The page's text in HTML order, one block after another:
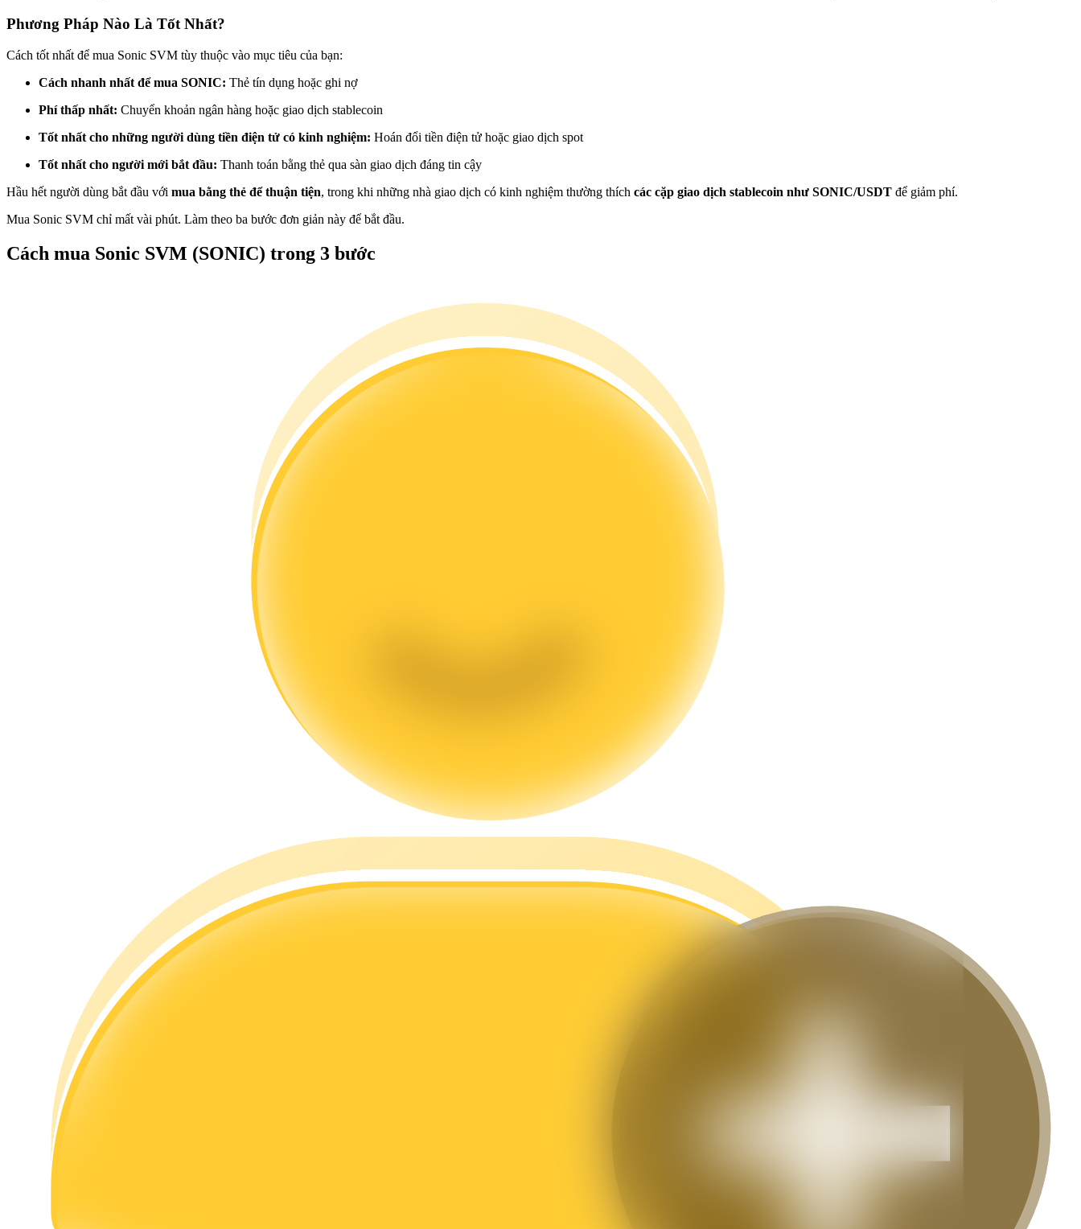
Futures sử dụng USDC làm tài sản thế chấp
Sao chép Giao dịch
Tham gia cùng các nhà giao dịch hàng đầu
Tận hưởng chia sẻ lợi nhuận và hoa hồng giao dịch sao chép
Phân tích dữ liệu lớn bao gồm thông tin giao dịch, v.v.
Chiến lược giao dịch
Học cách duy trì lợi nhuận
Phương Pháp Nào Là Tốt Nhất?
Cách tốt nhất để mua Sonic SVM tùy thuộc vào mục tiêu của bạn:
Cách nhanh nhất để mua SONIC: Thẻ tín dụng hoặc ghi nợ
Phí thấp nhất: Chuyển khoản ngân hàng hoặc giao dịch stablecoin
Tốt nhất cho những người dùng tiền điện tử có kinh nghiệm: Hoán đổi tiền điện tử hoặc giao dịch spot
Tốt nhất cho người mới bắt đầu: Thanh toán bằng thẻ qua sàn giao dịch đáng tin cậy
Hầu hết người dùng bắt đầu với mua bằng thẻ để thuận tiện, trong khi những nhà giao dịch có kinh nghiệm thường thích các cặp giao dịch stablecoin như SONIC/USDT để giảm phí.
Mua Sonic SVM chỉ mất vài phút. Làm theo ba bước đơn giản này để bắt đầu.
Cách mua Sonic SVM (SONIC) trong 3 bước